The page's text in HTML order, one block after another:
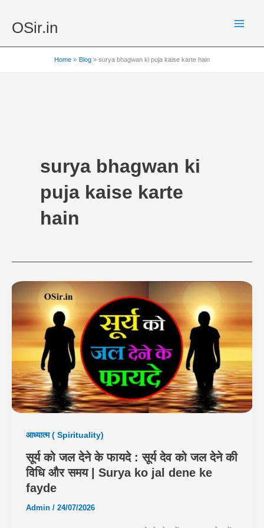
OSir.in
Home Blog surya bhagwan ki puja kaise karte hain
surya bhagwan ki
puja kaise karte
hain
आध्यात्म ( Spirituality)
सूर्य को जल देने के फायदे : सूर्य देव को जल देने की
विधि और समय | Surya ko jal dene ke
fayde
Admin / 24/07/2026